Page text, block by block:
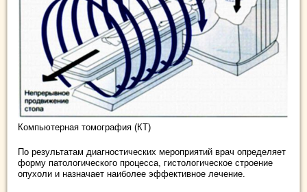
Компьютерная томография (КТ)
По результатам диагностических мероприятий врач определяет
форму патологического процесса, гистологическое строение
опухоли и назначает наиболее эффективное лечение.